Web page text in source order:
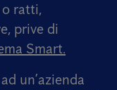
ratti,
prive di
Smart.
un’azienda